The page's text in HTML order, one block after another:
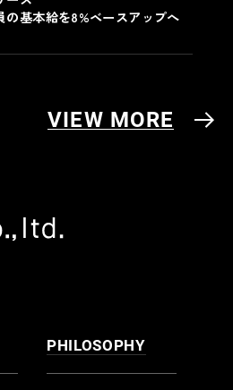
の基本給を8%ベースアップへ
VIEW MORE
PHILOSOPHY